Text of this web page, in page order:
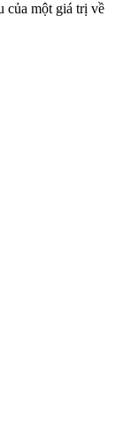
của một giá trị về